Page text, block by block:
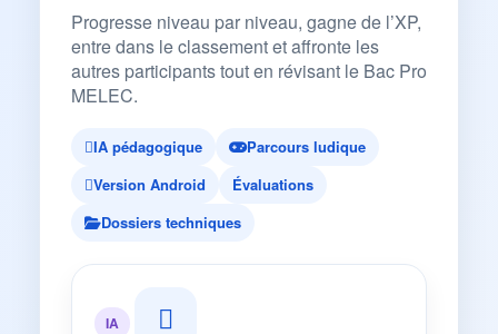
Progresse niveau par niveau, gagne de l’XP,
entre dans le classement et affronte les
autres participants tout en révisant le Bac Pro
MELEC.
IA pédagogique
Parcours ludique
Version Android
Évaluations
Dossiers techniques
IA